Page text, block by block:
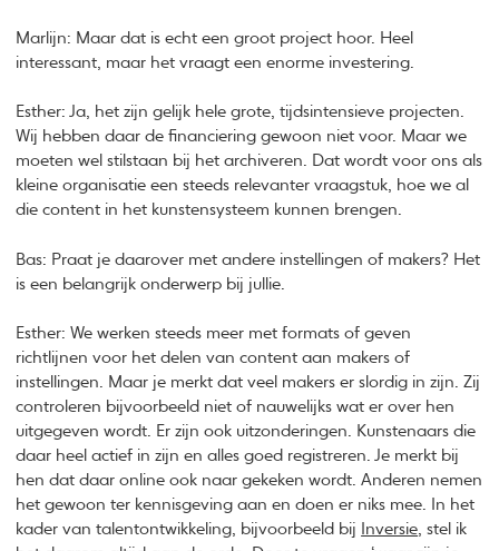
Marlijn: Maar dat is echt een groot project hoor. Heel
interessant, maar het vraagt een enorme investering.
Esther: Ja, het zijn gelijk hele grote, tijdsintensieve projecten.
Wij hebben daar de financiering gewoon niet voor. Maar we
moeten wel stilstaan bij het archiveren. Dat wordt voor ons als
kleine organisatie een steeds relevanter vraagstuk, hoe we al
die content in het kunstensysteem kunnen brengen.
Bas: Praat je daarover met andere instellingen of makers? Het
is een belangrijk onderwerp bij jullie.
Esther: We werken steeds meer met formats of geven
richtlijnen voor het delen van content aan makers of
instellingen. Maar je merkt dat veel makers er slordig in zijn. Zij
controleren bijvoorbeeld niet of nauwelijks wat er over hen
uitgegeven wordt. Er zijn ook uitzonderingen. Kunstenaars die
daar heel actief in zijn en alles goed registreren. Je merkt bij
hen dat daar online ook naar gekeken wordt. Anderen nemen
het gewoon ter kennisgeving aan en doen er niks mee. In het
kader van talentontwikkeling, bijvoorbeeld bij
Inversie, stel ik